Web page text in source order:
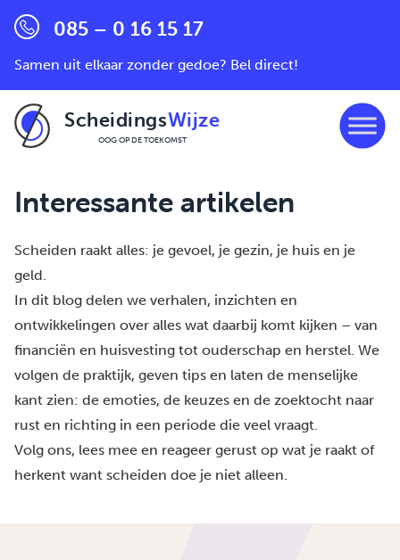
085 – 0 16 15 17
Samen uit elkaar zonder gedoe? Bel direct!
ScheidingsWijze
OOG OP DE TOEKOMST
Interessante artikelen
Scheiden raakt alles: je gevoel, je gezin, je huis en je
geld.
In dit blog delen we verhalen, inzichten en
ontwikkelingen over alles wat daarbij komt kijken – van
financiën en huisvesting tot ouderschap en herstel. We
volgen de praktijk, geven tips en laten de menselijke
kant zien: de emoties, de keuzes en de zoektocht naar
rust en richting in een periode die veel vraagt.
Volg ons, lees mee en reageer gerust op wat je raakt of
herkent want scheiden doe je niet alleen.